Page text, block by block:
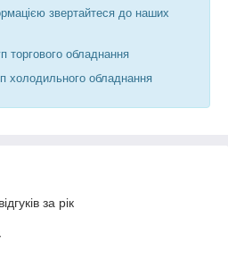
звертайтеся до наших
торгового обладнання
холодильного обладнання
за рік